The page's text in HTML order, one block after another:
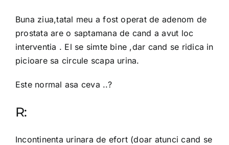
Buna ziua,tatal meu a fost operat de adenom de
prostata are o saptamana de cand a avut loc
interventia . El se simte bine ,dar cand se ridica in
picioare sa circule scapa urina.
Este normal asa ceva ..?
R:
Incontinenta urinara de efort (doar atunci cand se